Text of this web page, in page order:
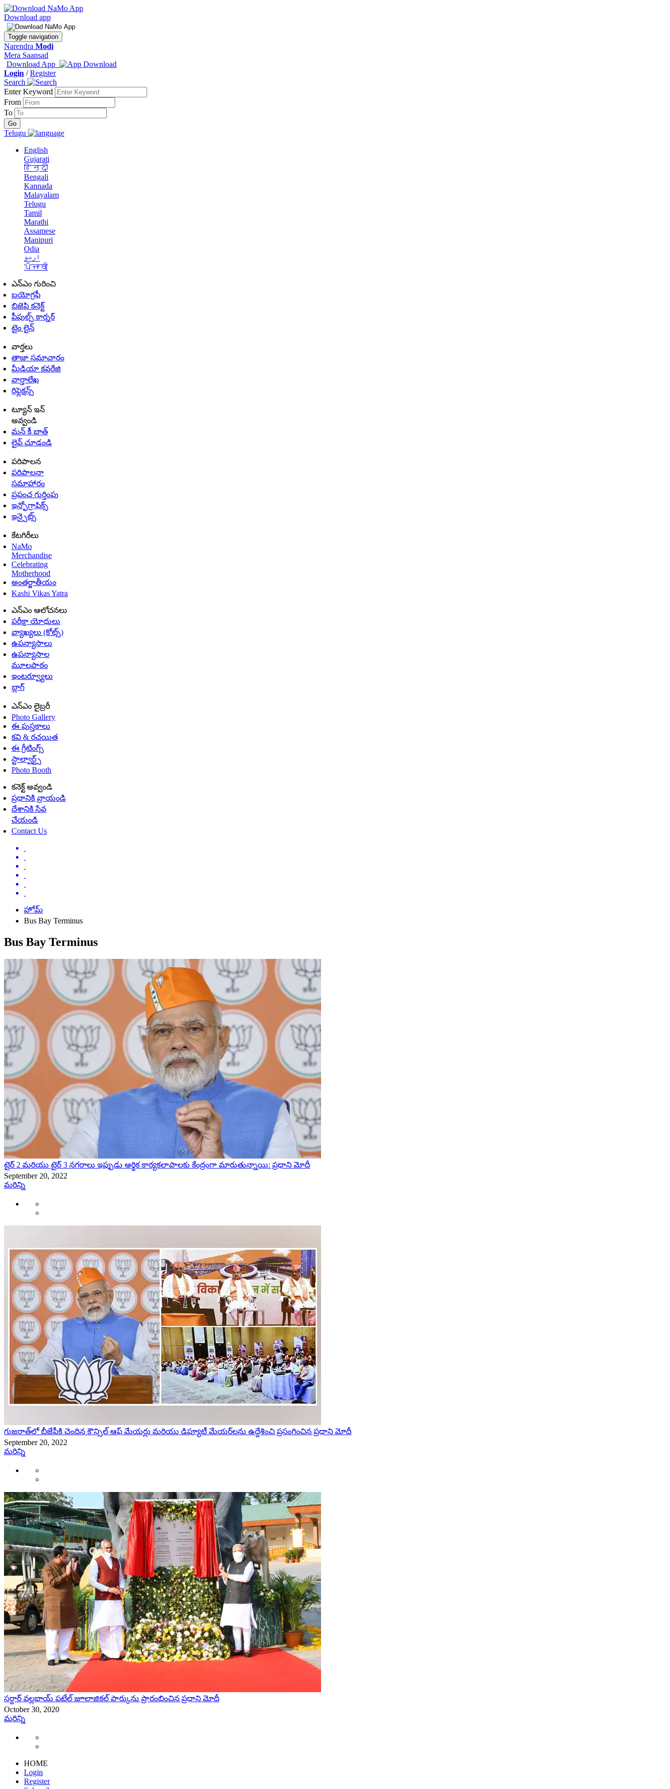
Download app
Toggle navigation
Narendra Modi
Mera Saansad
Download App
Login /Register
Search
Enter Keyword
From
To
Telugu
English
Gujarati
हिन्दी
Bengali
Kannada
Malayalam
Telugu
Tamil
Marathi
Assamese
Manipuri
Odia
اردو
ਪੰਜਾਬੀ
ఎన్ఎం గురించి
బయోగ్రఫీ
బిజెపి కనెక్ట్
పీపుల్స్ కార్నర్
టైం లైన్
వార్తలు
తాజా సమాచారం
మీడియా కవరేజి
వార్తాలేఖ
రిఫ్లెక్షన్స్
ట్యూన్ ఇన్
అవ్వండి
మన్ కీ బాత్
లైవ్ చూడండి
పరిపాలన
పరిపాలనా
సమాహారం
ప్రపంచ గుర్తింపు
ఇన్ఫోగ్రాఫిక్స్
ఇన్సైట్స్
కేటగిరీలు
NaMo
Merchandise
Celebrating
Motherhood
అంతర్జాతీయం
Kashi Vikas Yatra
ఎన్ఎం ఆలోచనలు
పరీక్షా యోధులు
వ్యాఖ్యలు (కోట్స్)
ఉపన్యాసాలు
ఉపన్యాసాల
మూలపాఠం
ఇంటర్వ్యూలు
బ్లాగ్
ఎన్ఎం లైబ్రరీ
Photo Gallery
ఈ పుస్తకాలు
కవి & రచయిత
ఈ గ్రీటింగ్స్
స్టాల్వార్ట్స్
Photo Booth
కనెక్ట్ అవ్వండి
ప్రధానికి వ్రాయండి
దేశానికి సేవ
చేయండి
Contact Us
హోమ్
Bus Bay Terminus
Bus Bay Terminus
టైర్ 2 మరియు టైర్ 3 నగరాలు ఇప్పుడు ఆర్థిక కార్యకలాపాలకు కేంద్రంగా మారుతున్నాయి: ప్రధాని మోదీ
September 20, 2022
మరిన్ని
గుజరాత్‌లో బీజేపీకి చెందిన కౌన్సిల్ ఆఫ్ మేయర్లు మరియు డిప్యూటీ మేయర్‌లను ఉద్దేశించి ప్రసంగించిన ప్రధాని మోదీ
September 20, 2022
మరిన్ని
సర్దార్‌ వల్లభాయ్‌ పటేల్‌ జూలాజికల్‌ పార్కును ప్రారంభించిన ప్రధాని మోదీ
October 30, 2020
మరిన్ని
HOME
Login
Register